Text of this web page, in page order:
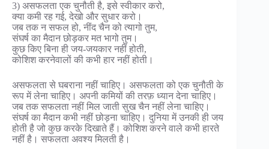
3) असफलता एक चुनौती है, इसे स्वीकार करो,
क्या कमी रह गई, देखो और सुधार करो।
जब तक न सफल हो, नींद चैन को त्यागो तुम,
संघर्ष का मैदान छोड़कर मत भागो तुम।
कुछ किए बिना ही जय-जयकार नहीं होती,
कोशिश करनेवालों की कभी हार नहीं होती।
असफलता से घबराना नहीं चाहिए। असफलता को एक चुनौती के
रूप में लेना चाहिए। अपनी कमियों की तरफ़ ध्यान देना चाहिए।
जब तक सफलता नहीं मिल जाती सुख चैन नहीं लेना चाहिए।
संघर्ष का मैदान कभी नहीं छोड़ना चाहिए। दुनिया में उनकी ही जय
होती है जो कुछ करके दिखाते हैं। कोशिश करने वाले कभी हारते
नहीं है। सफलता अवश्य मिलती है।